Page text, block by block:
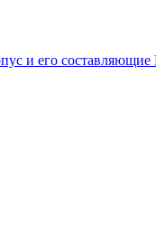
и его